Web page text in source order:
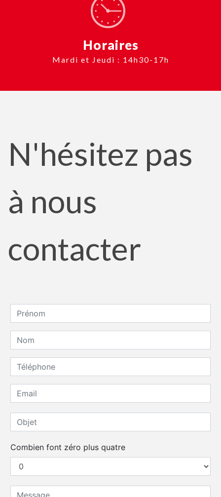
Horaires
Mardi et Jeudi : 14h30-17h
N'hésitez pas
à nous
contacter
Combien font zéro plus quatre